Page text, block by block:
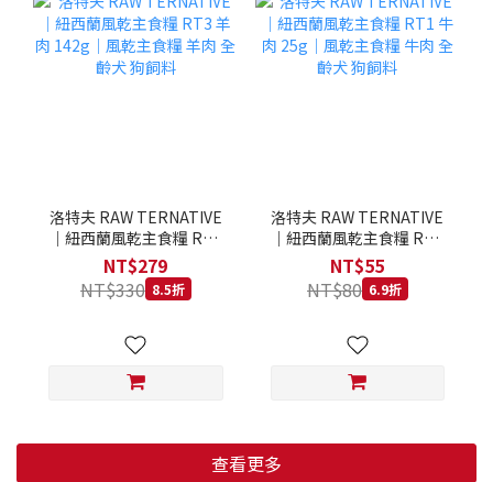
洛特夫 RAW TERNATIVE
｜紐西蘭風乾主食糧 RT3
羊肉 142g｜風乾主食糧 羊
肉 全齡犬 狗飼料
NT$279
NT$330 8.5折
洛特夫 RAW TERNATIVE
｜紐西蘭風乾主食糧 RT1
牛肉 25g｜風乾主食糧 牛
肉 全齡犬 狗飼料
NT$55
NT$80 6.9折
查看更多